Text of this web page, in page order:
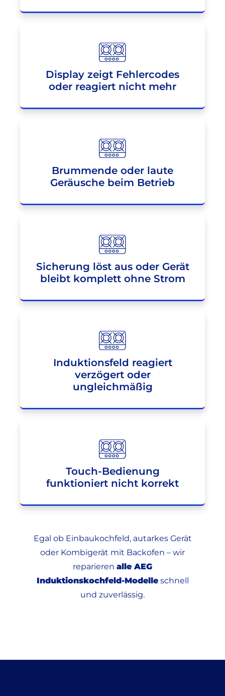
Display zeigt Fehlercodes
oder reagiert nicht mehr
Brummende oder laute
Geräusche beim Betrieb
Sicherung löst aus oder Gerät
bleibt komplett ohne Strom
Induktionsfeld reagiert
verzögert oder
ungleichmäßig
Touch-Bedienung
funktioniert nicht korrekt
Egal ob Einbaukochfeld, autarkes Gerät
oder Kombigerät mit Backofen – wir
reparieren alle AEG
Induktionskochfeld-Modelleschnell
und zuverlässig.